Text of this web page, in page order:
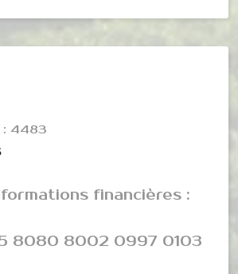
: 4483
financières :
8080 8002 0997 0103